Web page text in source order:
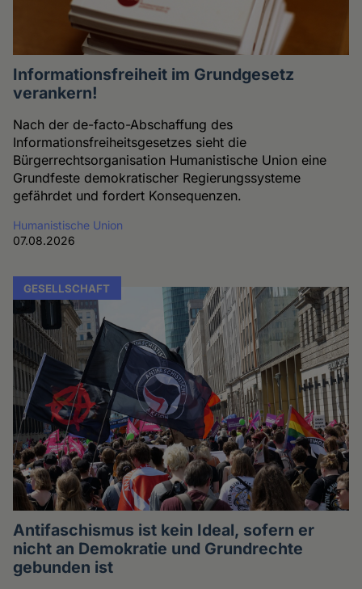
Informationsfreiheit im Grundgesetz
verankern!
Nach der de-facto-Abschaffung des
Informationsfreiheitsgesetzes sieht die
Bürgerrechtsorganisation Humanistische Union eine
Grundfeste demokratischer Regierungssysteme
gefährdet und fordert Konsequenzen.
Humanistische Union
07.08.2026
GESELLSCHAFT
Antifaschismus ist kein Ideal, sofern er
nicht an Demokratie und Grundrechte
gebunden ist